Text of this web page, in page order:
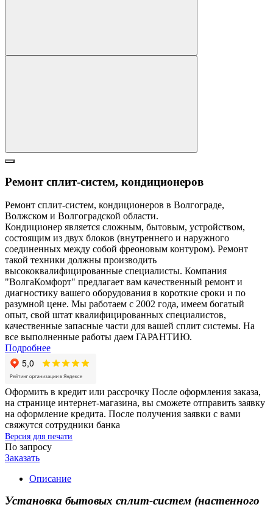
Ремонт сплит-систем, кондиционеров
Ремонт сплит-систем, кондиционеров в Волгограде,
Волжском и Волгоградской области.
Кондиционер является сложным, бытовым, устройством,
состоящим из двух блоков (внутреннего и наружного
соединенных между собой фреоновым контуром). Ремонт
такой техники должны производить
высококвалифицированные специалисты. Компания
"ВолгаКомфорт" предлагает вам качественный ремонт и
диагностику вашего оборудования в короткие сроки и по
разумной цене. Мы работаем с 2002 года, имеем богатый
опыт, свой штат квалифицированных специалистов,
качественные запасные части для вашей сплит системы. На
все выполненные работы даем ГАРАНТИЮ.
Подробнее
Оформить в кредит или рассрочку После оформления заказа,
на странице интернет-магазина, вы сможете отправить заявку
на оформление кредита. После получения заявки с вами
свяжутся сотрудники банка
Версия для печати
По запросу
Заказать
Описание
Установка бытовых сплит-систем (настенного